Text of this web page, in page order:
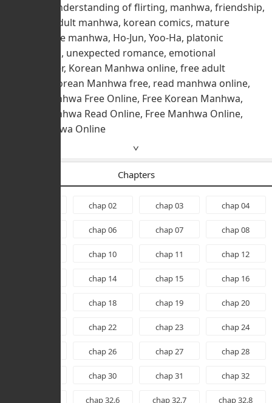
mien phi, understanding of flirting, manhwa, friendship,
romance, adult manhwa, korean comics, mature
content, free manhwa, Ho-Jun, Yoo-Ha, platonic
relationship, unexpected romance, emotional
rollercoaster, Korean Manhwa online, free adult
manhwa, Korean Manhwa free, read manhwa online,
Korean Manhwa Free Online, Free Korean Manhwa,
Korean Manhwa Read Online, Free Manhwa Online,
Adult Manhwa Online
∨
Chapters
chap 02 chap 03 chap 04
chap 06 chap 07 chap 08
chap 10 chap 11 chap 12
chap 14 chap 15 chap 16
chap 18 chap 19 chap 20
chap 22 chap 23 chap 24
chap 26 chap 27 chap 28
chap 30 chap 31 chap 32
chap 32.6 chap 32.7 chap 32.8